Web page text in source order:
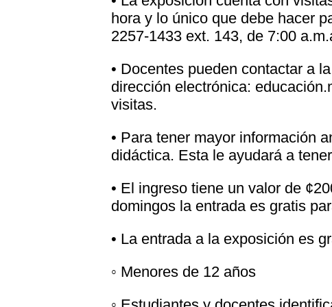
hora y lo único que debe hacer
2257-1433 ext. 143, de 7:00
• Docentes pueden contactar a
dirección electrónica:
visitas.
• Para tener mayor información
didáctica. Esta le ayudará a
• El ingreso tiene un valor de
domingos la entrada es gratis
• La entrada a la exposición es
◦ Menores de 12 años